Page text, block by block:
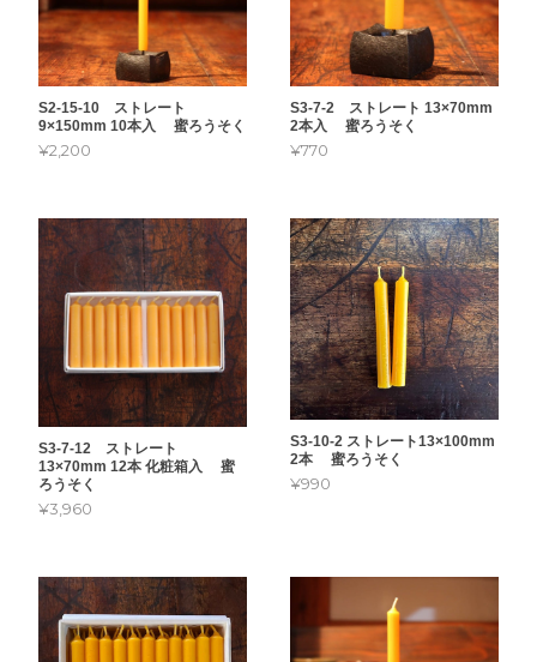
S2-15-10 ストレート
9×150mm 10本入 蜜ろうそく
¥2,200
S3-7-2 ストレート 13×70mm
2本入 蜜ろうそく
¥770
S3-7-12 ストレート
13×70mm 12本 化粧箱入 蜜
ろうそく
¥3,960
S3-10-2 ストレート13×100mm
2本 蜜ろうそく
¥990